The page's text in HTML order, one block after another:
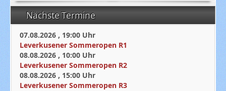
Nächste Termine
07.08.2026 , 19:00 Uhr
Leverkusener Sommeropen R1
08.08.2026 , 10:00 Uhr
Leverkusener Sommeropen R2
08.08.2026 , 15:00 Uhr
Leverkusener Sommeropen R3